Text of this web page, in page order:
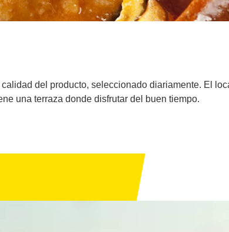
del producto, seleccionado diariamente. El
una terraza donde disfrutar del buen tiempo.